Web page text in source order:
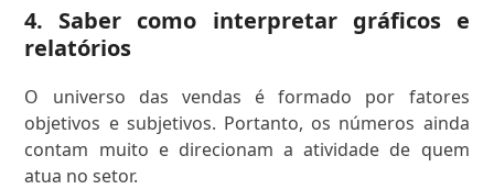
4. Saber como interpretar gráficos e
relatórios
O universo das vendas é formado por fatores
objetivos e subjetivos. Portanto, os números ainda
contam muito e direcionam a atividade de quem
atua no setor.